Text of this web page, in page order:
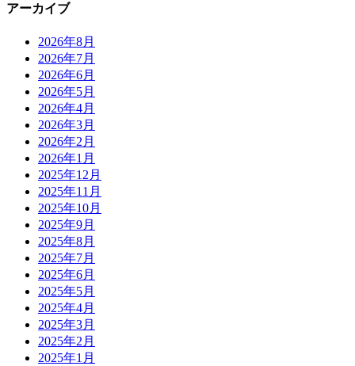
アーカイブ
2026年8月
2026年7月
2026年6月
2026年5月
2026年4月
2026年3月
2026年2月
2026年1月
2025年12月
2025年11月
2025年10月
2025年9月
2025年8月
2025年7月
2025年6月
2025年5月
2025年4月
2025年3月
2025年2月
2025年1月